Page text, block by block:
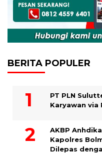
BERITA POPULER
PT PLN
Karyawan via
AKBP
Kapolres
Dilepas